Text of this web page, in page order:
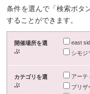
条件を選んで「検索ボタ
することができます。
開催場所を選
ぶ
east
シモジ
カテゴリを選
ぶ
アーテ
プリザ